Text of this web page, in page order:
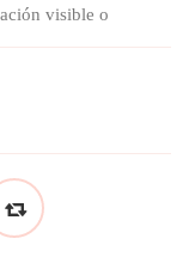
visible o